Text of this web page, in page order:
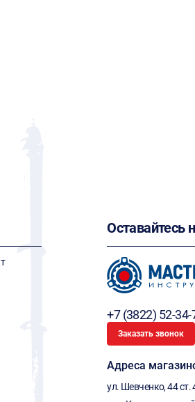
Оставайтесь
+7 (3822) 52-34-
Заказать звонок
Адреса
ул. Шевченко, 44 ст.